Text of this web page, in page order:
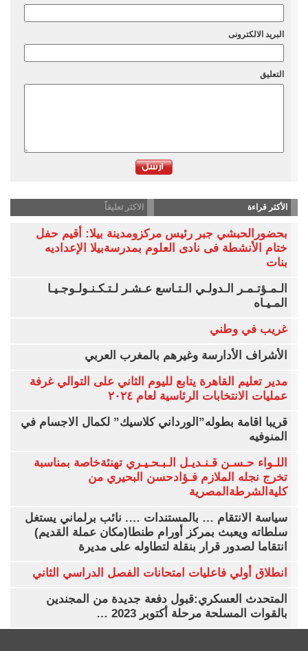
البريد الالكترونى
التعليق
الأكثر قراءة الاكثر تعليقاً
بحضورالحبشي جبر رئيس مركزومدينة بيلا: أقيم حفل
ختام الأنشطة فى نادى العلوم بمدرسةبيلا الإعداديه
بنات
الـمـؤتـمـر الـدولـي الـتـاسع عـشـر لـتـكـنـولـوجـيـا
المـيـاه
غريب في وطني
الأشراف الأدارسة وغيرهم بالمغرب العربي
مدير تعليم القاهرة يتابع لليوم الثاني على التوالي غرفة
عمليات الانتخابات الرئاسية لعام ٢٠٢٤
قريبا اقامة بطوله”الورداني كلاسيك” لكمال الاجسام في
المنوفيه
اللـواء حـسـن قـنـديـل الـبـحـيـري تهنئةخاصة بمناسبة
تخرج نجله الملازم فـؤادحسن البحيري من
كليةالشرطةالمصرية
سياسة الانتقام … بالمستندات …. نائب برلماني يستغل
سلطاته ويعبث بمركز أورام طنطا(مكان عملة القديم)
انتقاما لصدور قرار بنقلة لتطاوله على مديرة
انطلاق أولي فاعليات امتحانات الفصل الدراسي الثاني
المتحدث العسكري:قبول دفعة جديدة من المجندين
بالقوات المسلحة مرحلة أكتوبر 2023 …